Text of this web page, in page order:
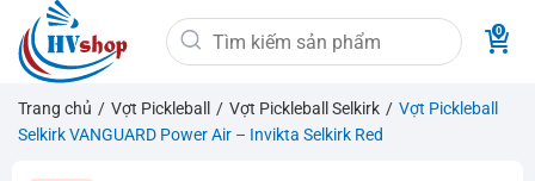
qua
nội
dung
Tìm
kiếm:
Trang chủ / Vợt Pickleball / Vợt Pickleball Selkirk / Vợt Pickleball
Selkirk VANGUARD Power Air – Invikta Selkirk Red